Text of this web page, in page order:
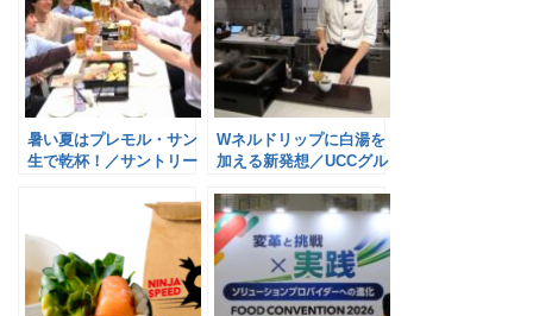
暑い夏はプレモル・サン
生で乾杯！／サントリー
Wネルドリップに白湯を
加える新発想／UCCグル